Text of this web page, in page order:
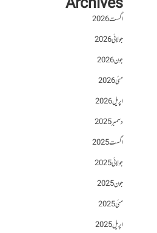
اگست 2026
جولائی 2026
جون 2026
مئی 2026
اپریل 2026
دسمبر 2025
اگست 2025
جولائی 2025
جون 2025
مئی 2025
اپریل 2025